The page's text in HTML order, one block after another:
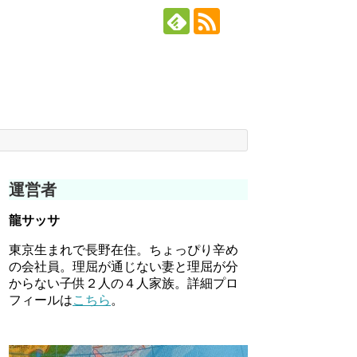
運営者
龍サッサ
東京生まれで長野在住。ちょっぴり辛め
の会社員。理屈が通じない妻と理屈が分
からない子供２人の４人家族。詳細プロ
フィールはこちら 。